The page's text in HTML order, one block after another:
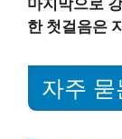
마지막으로
한 첫걸음은
자주 묻